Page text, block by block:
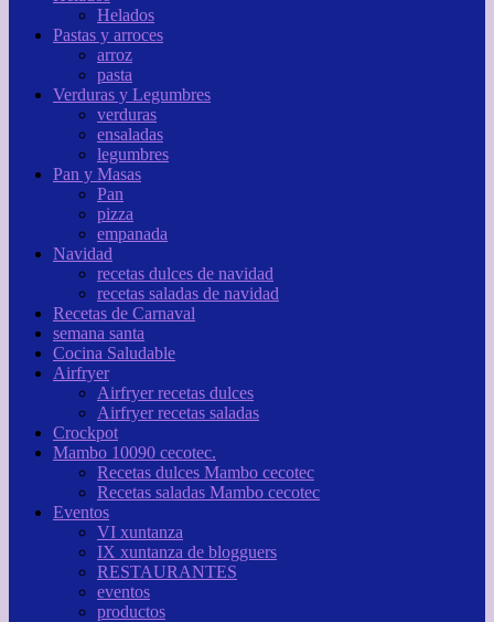
Helados
Pastas y arroces
arroz
pasta
Verduras y Legumbres
verduras
ensaladas
legumbres
Pan y Masas
Pan
pizza
empanada
Navidad
recetas dulces de navidad
recetas saladas de navidad
Recetas de Carnaval
semana santa
Cocina Saludable
Airfryer
Airfryer recetas dulces
Airfryer recetas saladas
Crockpot
Mambo 10090 cecotec.
Recetas dulces Mambo cecotec
Recetas saladas Mambo cecotec
Eventos
VI xuntanza
IX xuntanza de blogguers
RESTAURANTES
eventos
productos